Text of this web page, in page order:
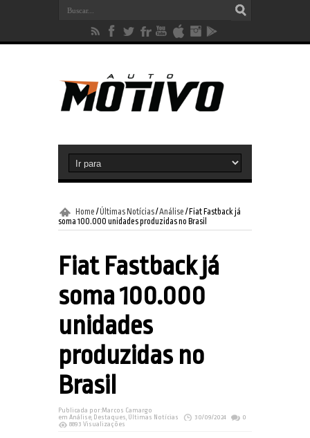
Home /Últimas Notícias/Análise / Fiat Fastback já
soma 100.000 unidades produzidas no Brasil
Fiat Fastback já
soma 100.000
unidades
produzidas no
Brasil
Publicada por: Marcos Camargo
em Análise, Destaques, Últimas Notícias 30/09/2024
0
8893 Visualizações